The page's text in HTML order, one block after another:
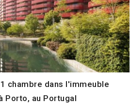
chambre dans l'immeuble
Porto, au Portugal